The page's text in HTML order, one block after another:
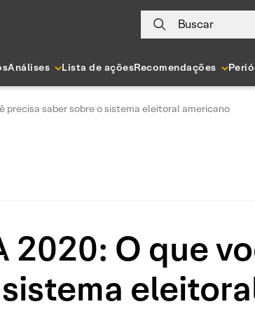
Buscar
Análises Lista de açõesRecomendações
precisa saber sobre o sistema eleitoral americano
2020: O que